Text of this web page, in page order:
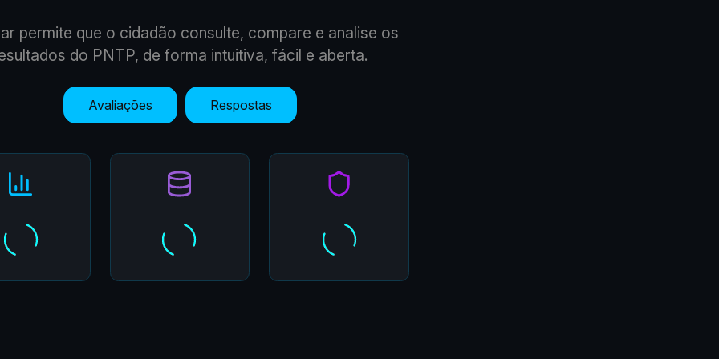
permite que o cidadão consulte, compare e analise os
do PNTP, de forma intuitiva, fácil e aberta.
Avaliações Respostas